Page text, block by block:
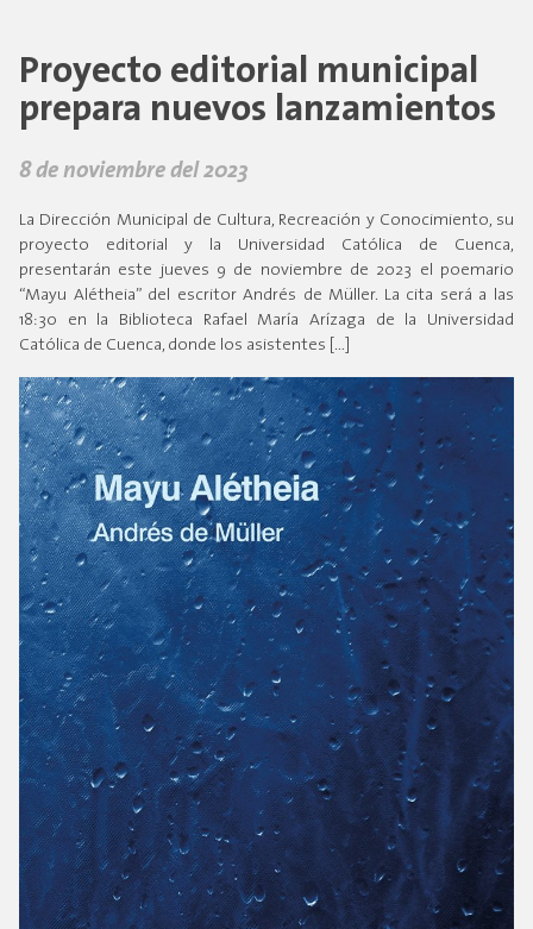
Proyecto editorial municipal
prepara nuevos lanzamientos
8 de noviembre del 2023
La Dirección Municipal de Cultura, Recreación y Conocimiento, su
proyecto editorial y la Universidad Católica de Cuenca,
presentarán este jueves 9 de noviembre de 2023 el poemario
“Mayu Alétheia” del escritor Andrés de Müller. La cita será a las
18:30 en la Biblioteca Rafael María Arízaga de la Universidad
Católica de Cuenca, donde los asistentes […]